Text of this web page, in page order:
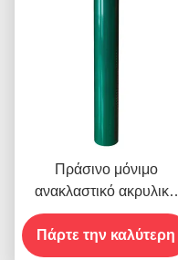
Πράσινο μόνιμο
ανακλαστικό ακρυλικό
φύλλο βινύλιο για την
οδική ασφάλεια
Πάρτε την καλύτερη